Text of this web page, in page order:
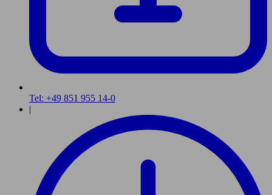
Tel: +49 851 955 14-0
|